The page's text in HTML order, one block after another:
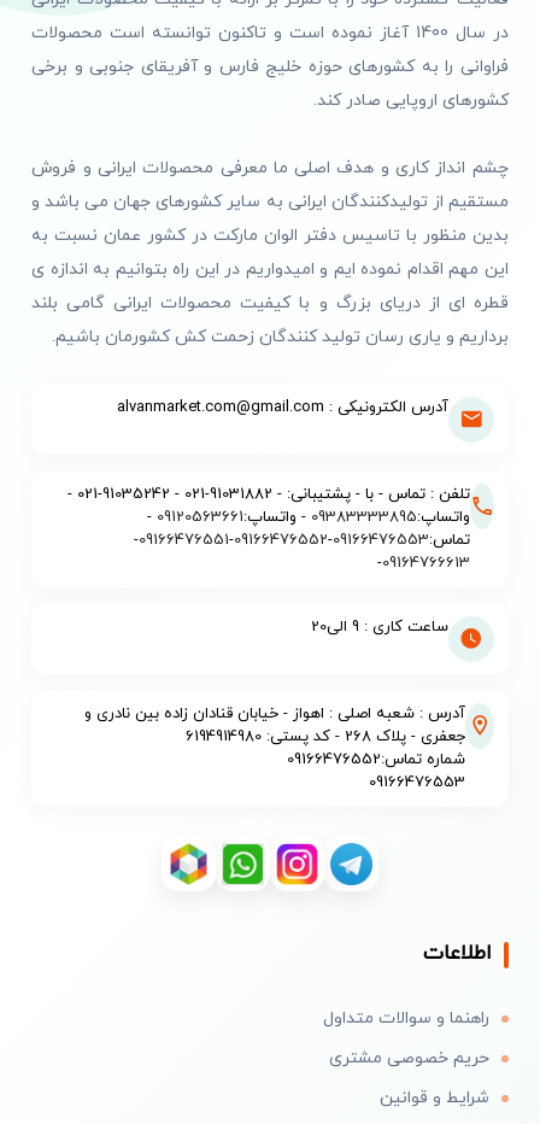
در سال 1400 آغاز نموده است و تاکنون توانسته است محصولات
فراوانی را به کشورهای حوزه خلیج فارس و آفریقای جنوبی و برخی
کشورهای اروپایی صادر کند.
چشم انداز کاری و هدف اصلی ما معرفی محصولات ایرانی و فروش
مستقیم از تولیدکنندگان ایرانی به سایر کشورهای جهان می باشد و
بدین منظور با تاسیس دفتر الوان مارکت در کشور عمان نسبت به
این مهم اقدام نموده ایم و امیدواریم در این راه بتوانیم به اندازه ی
قطره ای از دریای بزرگ و با کیفیت محصولات ایرانی گامی بلند
برداریم و یاری رسان تولید کنندگان زحمت کش کشورمان باشیم.
آدرس الکترونیکی : alvanmarket.com@gmail.com
تلفن : تماس - با - پشتیبانی: - 91031882-021 - 91035242-021 -
واتساپ:09383333895 - واتساپ:09120563661
-
تماس:09166476553
-
09166476552
-
09166476551
-
09164766613
-
ساعت کاری : 9 الی20
آدرس : شعبه اصلی : اهواز - خیابان قنادان زاده بین نادری و
جعفری - پلاک 268 - کد پستی: 6194914980
شماره تماس:09166476552
09166476553
اطلاعات
راهنما و سوالات متداول
حریم خصوصی مشتری
شرایط و قوانین